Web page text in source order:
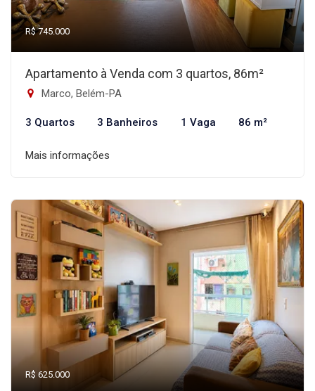
R$ 745.000
Apartamento à Venda com 3 quartos, 86m²
Marco, Belém-PA
3 Quartos 3 Banheiros 1 Vaga 86 m²
Mais informações
R$ 625.000